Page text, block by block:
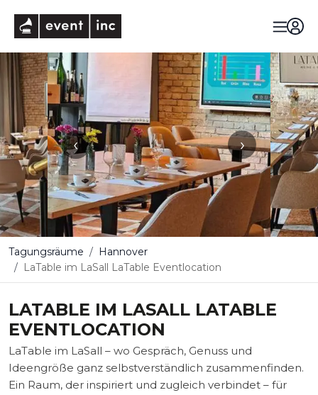
‹ ›
Tagungsräume
Hannover
LaTable im LaSall LaTable Eventlocation
LATABLE IM LASALL LATABLE
EVENTLOCATION
LaTable im LaSall – wo Gespräch, Genuss und
Ideengröße ganz selbstverständlich zusammenfinden.
Ein Raum, der inspiriert und zugleich verbindet – für